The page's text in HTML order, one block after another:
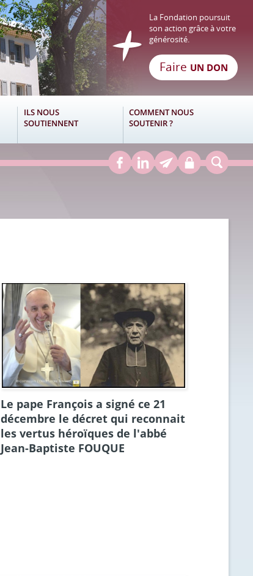
La Fondation poursuit
son action grâce à votre
générosité.
Faire UN DON
ILS NOUS
SOUTIENNENT
COMMENT NOUS
SOUTENIR ?
Le pape François a signé ce 21
décembre le décret qui reconnait
les vertus héroïques de l'abbé
Jean-Baptiste FOUQUE